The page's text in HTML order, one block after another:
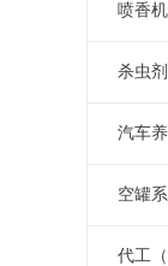
喷香机
杀虫
汽车
空罐
代工